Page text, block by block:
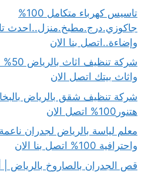
تاسيس كهرباء متكامل 100%
جاكوزي.درج.مطبخ.منزل..احدث
وإضاءة..اتصل بنا الان
واثاث بيتك اتصل الان
هتنور100% اتصل الان
معلم لياسة بالرياض لجدران
واحترافية 100% اتصل بنا الان
قص الجدران بالصاروخ